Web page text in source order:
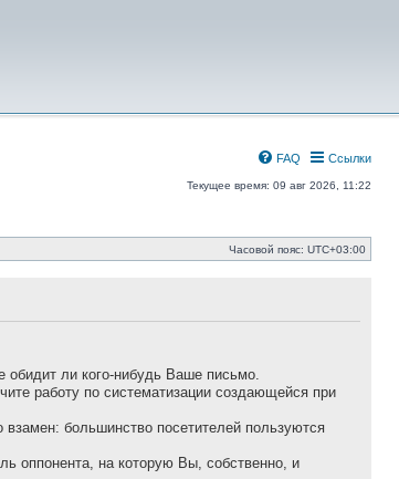
Ссылки
FAQ
Текущее время: 09 авг 2026, 11:22
Часовой пояс: UTC+03:00
обидит ли кого-нибудь Ваше письмо.
работу по систематизации создающейся при
большинство посетителей пользуются
оппонента, на которую Вы, собственно, и